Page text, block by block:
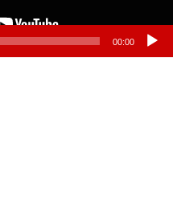
00:00